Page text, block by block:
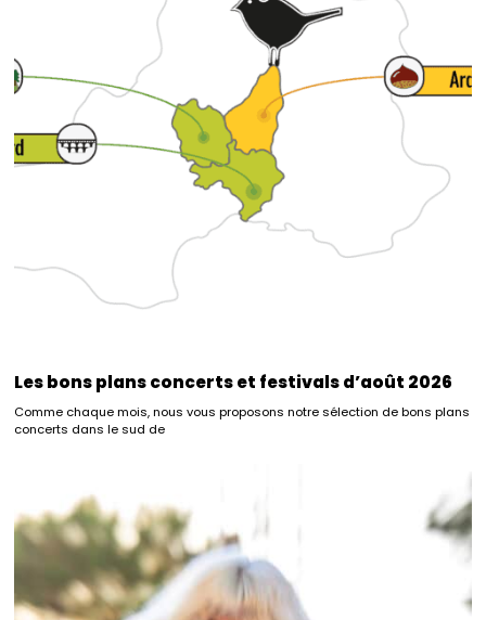
Les bons plans concerts et festivals d’août 2026
Comme chaque mois, nous vous proposons notre sélection de bons plans
concerts dans le sud de